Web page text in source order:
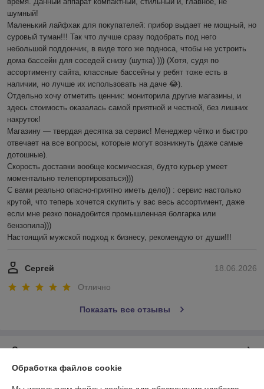
шумный!
Маленький лайфхак для покупателей: прибор выдает не мощный, но
суровый туман!!! Так что лучше сразу подобрать под него
небольшой поддончик, в виде того же подноса, чтобы не устроить
дома бассейн для соседей снизу (шутка) ))) (Хотя, судя по
ассортименту сайта, классные бассейны у ребят тоже есть в
наличии, но лучше их использовать на даче 😂).
Отдельно хочу отметить ценник: мониторила другие магазины, и
здесь стоимость оказалась самой приятной и честной, без лишних
накруток!
Магазину — твердая десятка за сервис! Менеджер чётко и быстро
отвечает на все вопросы, которые могут возникнуть (даже самые
дотошные).
Скорость доставки вообще космическая, будто курьер умеет
моментально телепортироваться)))
С вами реально опасно-приятно иметь дело)) : сервис настолько
крутой, что теперь хочется скупить у вас весь ассортимент, даже
если мне резко понадобится промышленная болгарка или
бензопила)))
Настоящий мужской подход к бизнесу, рекомендую от души!!!
18.06.2026
Сергей
Отлично
Показать все отзывы
О нас
Обработка файлов cookie